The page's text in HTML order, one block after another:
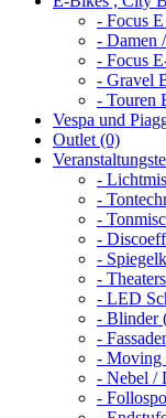
- Focus
- Damen
- Focus
- Gravel
- Touren
Vespa und
Outlet (0)
-
-
-
-
-
-
- LED
- Blinder
-
- Moving
- Nebel /
-